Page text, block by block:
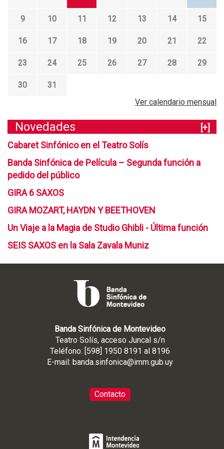
9 10 11 12 13 14 15
16 17 18 19 20 21 22
23 24 25 26 27 28 29
30
31
Ver calendario mensual
Novedades
[+]
Cabaret Sinfónico en el Teatro Solís
Banda Sinfónica de Película – Segunda función a
pedido del público
GIRA 6 SAXOS
GIRA MOZART, HAYDN Y BEETHOVEN
Un Viaje a la Magia de Studio Ghibli - Última función
SEIS SAXOS en la Sala Zavala Muniz
Banda Sinfónica de Montevideo
Teatro Solís, acceso Juncal s/n
Teléfono: [598] 1950 8191 al 8196
E-mail: banda.sinfonica@imm.gub.uy
Contacto